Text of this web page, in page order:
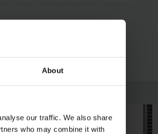
About
our traffic. We also share
who may combine it with
systémy (volitelně) jako je systém
vyšší bezpečnost a efektivitu